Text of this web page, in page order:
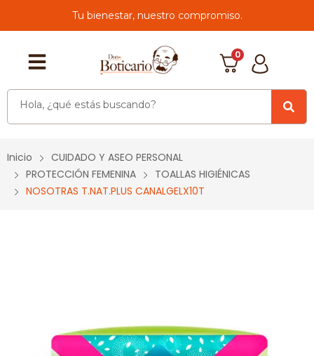
Tu bienestar, nuestro compromiso.
0
Inicio
CUIDADO Y ASEO PERSONAL
PROTECCIÓN FEMENINA
TOALLAS HIGIÉNICAS
NOSOTRAS T.NAT.PLUS CANALGELX10T